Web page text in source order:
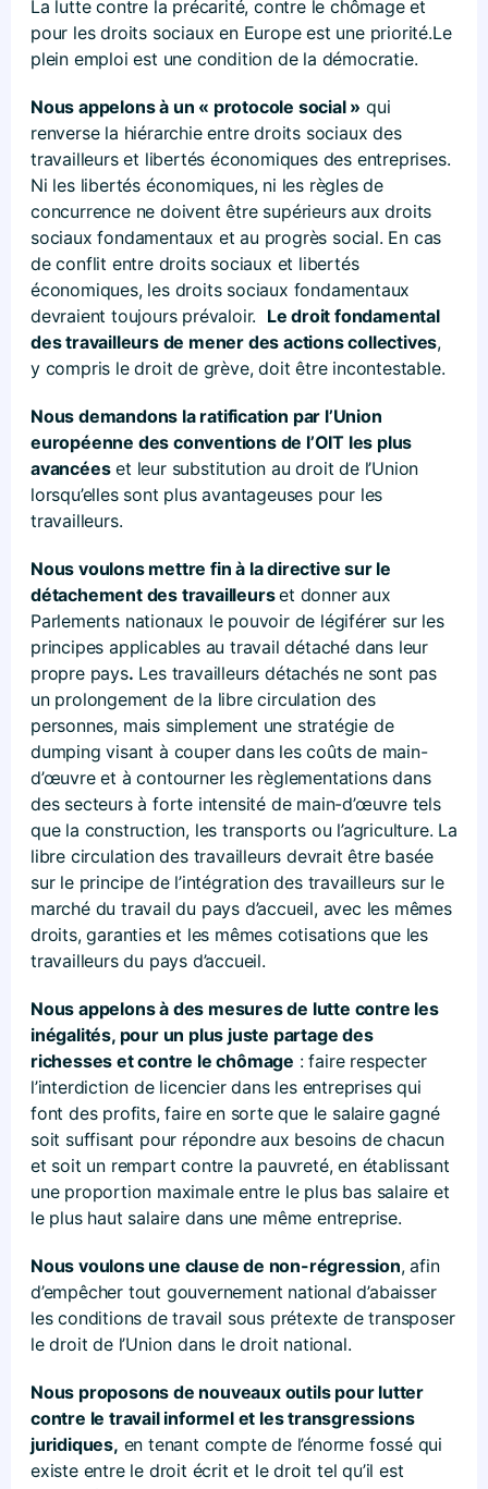
La lutte contre la précarité, contre le chômage et
pour les droits sociaux en Europe est une priorité.Le
plein emploi est une condition de la démocratie.
Nous appelons à un « protocole social » qui
renverse la hiérarchie entre droits sociaux des
travailleurs et libertés économiques des entreprises.
Ni les libertés économiques, ni les règles de
concurrence ne doivent être supérieurs aux droits
sociaux fondamentaux et au progrès social. En cas
de conflit entre droits sociaux et libertés
économiques, les droits sociaux fondamentaux
devraient toujours prévaloir. Le droit fondamental
des travailleurs de mener des actions collectives,
y compris le droit de grève, doit être incontestable.
Nous demandons la ratification par l’Union
européenne des conventions de l’OIT les plus
avancéeset leur substitution au droit de l’Union
lorsqu’elles sont plus avantageuses pour les
travailleurs.
Nous voulons mettre fin à la directive sur le
détachement des travailleurset donner aux
Parlements nationaux le pouvoir de légiférer sur les
principes applicables au travail détaché dans leur
propre pays. Les travailleurs détachés ne sont pas
un prolongement de la libre circulation des
personnes, mais simplement une stratégie de
dumping visant à couper dans les coûts de main-
d’œuvre et à contourner les règlementations dans
des secteurs à forte intensité de main-d’œuvre tels
que la construction, les transports ou l’agriculture. La
libre circulation des travailleurs devrait être basée
sur le principe de l’intégration des travailleurs sur le
marché du travail du pays d’accueil, avec les mêmes
droits, garanties et les mêmes cotisations que les
travailleurs du pays d’accueil.
Nous appelons à des mesures de lutte contre les
inégalités, pour un plus juste partage des
richesses et contre le chômage : faire respecter
l’interdiction de licencier dans les entreprises qui
font des profits, faire en sorte que le salaire gagné
soit suffisant pour répondre aux besoins de chacun
et soit un rempart contre la pauvreté, en établissant
une proportion maximale entre le plus bas salaire et
le plus haut salaire dans une même entreprise.
Nous voulons une clause de non-régression, afin
d’empêcher tout gouvernement national d’abaisser
les conditions de travail sous prétexte de transposer
le droit de l’Union dans le droit national.
Nous proposons de nouveaux outils pour lutter
contre le travail informel et les transgressions
juridiques, en tenant compte de l’énorme fossé qui
existe entre le droit écrit et le droit tel qu’il est